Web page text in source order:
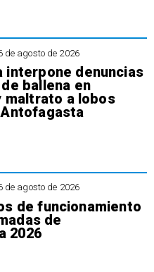
de agosto de 2026
interpone denuncias
ballena en
maltrato a lobos
de agosto de 2026
de funcionamiento
de
2026